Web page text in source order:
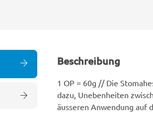
Beschreibung
1 OP = 60g // Die
dazu, Unebenheiten
äusseren Anwendung auf